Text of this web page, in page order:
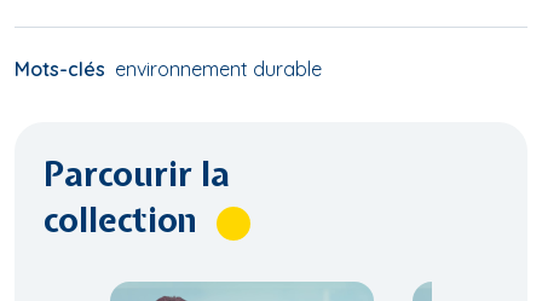
Mots-clés environnement durable
Parcourir la
collection